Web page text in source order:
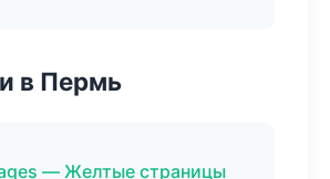
в Пермь
— Желтые страницы